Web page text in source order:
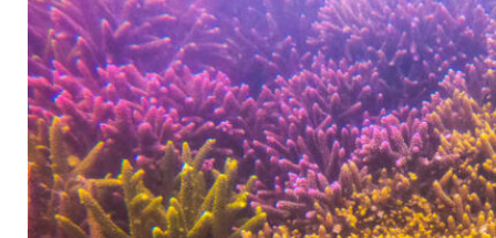
Eucheuma arnoldii, l’enlever sans casser le corail est très